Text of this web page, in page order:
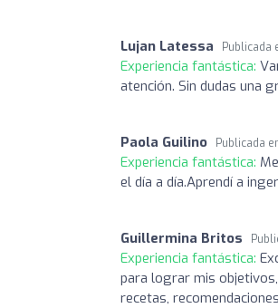
Lujan Latessa Publicada
Experiencia fantástica:
atención. Sin dudas una
Paola Guilino Publicada
Experiencia fantástica:
el día a día.Aprendí a
Guillermina Britos
Experiencia fantástica:
para lograr mis
recetas,